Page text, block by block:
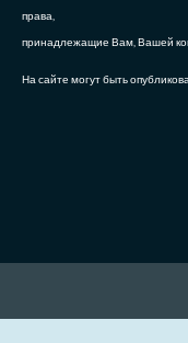
права,
принадлежащие Вам, Вашей
На сайте могут быть